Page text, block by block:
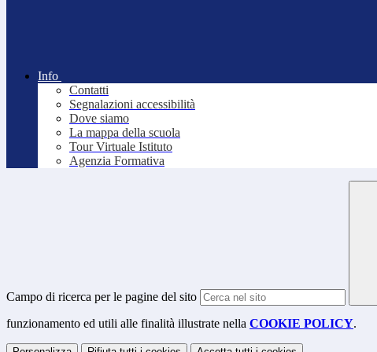
Info
Contatti
Segnalazioni accessibilità
Dove siamo
La mappa della scuola
Tour Virtuale Istituto
Agenzia Formativa
Campo di ricerca per le pagine del sito
funzionamento ed utili alle finalità illustrate nella COOKIE POLICY.